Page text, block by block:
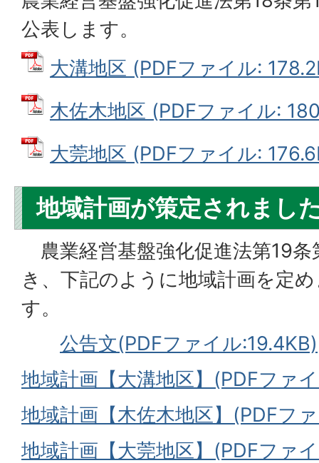
公表します。
大溝地区 (PDFファイル:
木佐木地区 (PDFファイル:
大莞地区 (PDFファイル:
地域計画が策定されまし
農業経営基盤強化促進法第19
き、下記のように地域計画を定
す。
公告文(PDFファイル:19.4KB)
地域計画【大溝地区】(PDFファ
地域計画【木佐木地区】(PDFフ
地域計画【大莞地区】(PDFファ